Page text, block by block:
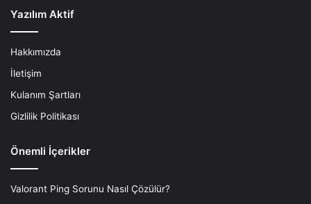
Yazılım Aktif
Hakkımızda
İletişim
Kulanım Şartları
Gizlilik Politikası
Önemli İçerikler
Valorant Ping Sorunu Nasıl Çözülür?